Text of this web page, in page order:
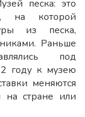
песка: это
на которой
из песка,
Раньше
под
году к музею
меняются
на стране или